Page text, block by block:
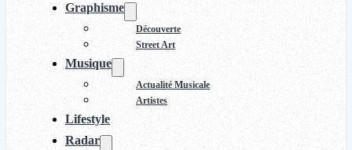
Graphisme
Découverte
Street Art
Musique
Actualité Musicale
Artistes
Lifestyle
Radar